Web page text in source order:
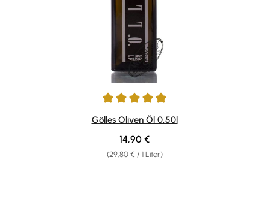
Durchschnittliche Bewertung von 4.96 von 5 Sternen
Gölles Oliven Öl 0,50l
(29,80 € / 1 Liter)
Regulärer Preis:
14,90 €